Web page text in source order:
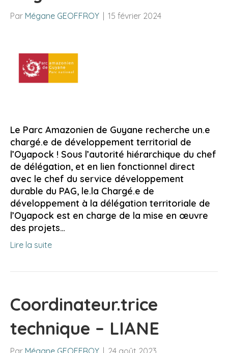
Par Mégane GEOFFROY 15 février 2024
Le Parc Amazonien de Guyane recherche un.e
chargé.e de développement territorial de
l’Oyapock ! Sous l’autorité hiérarchique du chef
de délégation, et en lien fonctionnel direct
avec le chef du service développement
durable du PAG, le.la Chargé.e de
développement à la délégation territoriale de
l’Oyapock est en charge de la mise en œuvre
des projets…
Lire la suite
Coordinateur.trice
technique – LIANE
Par Mégane GEOFFROY 24 août 2023